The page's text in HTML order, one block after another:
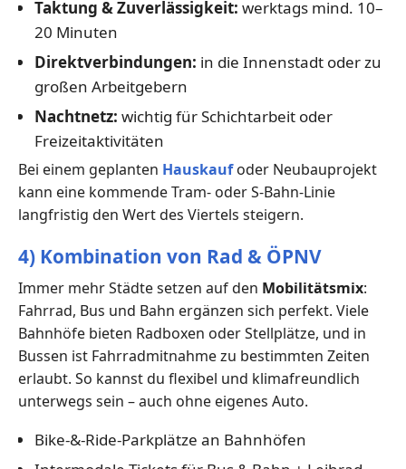
Taktung & Zuverlässigkeit: werktags mind. 10–
20 Minuten
Direktverbindungen: in die Innenstadt oder zu
großen Arbeitgebern
Nachtnetz: wichtig für Schichtarbeit oder
Freizeitaktivitäten
Bei einem geplanten Hauskaufoder Neubauprojekt
kann eine kommende Tram- oder S-Bahn-Linie
langfristig den Wert des Viertels steigern.
4) Kombination von Rad & ÖPNV
Immer mehr Städte setzen auf den Mobilitätsmix:
Fahrrad, Bus und Bahn ergänzen sich perfekt. Viele
Bahnhöfe bieten Radboxen oder Stellplätze, und in
Bussen ist Fahrradmitnahme zu bestimmten Zeiten
erlaubt. So kannst du flexibel und klimafreundlich
unterwegs sein – auch ohne eigenes Auto.
Bike-&-Ride-Parkplätze an Bahnhöfen